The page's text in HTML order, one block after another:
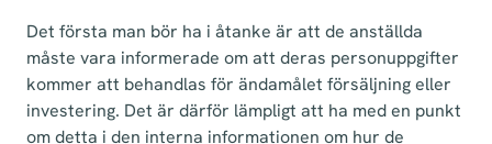
Det första man bör ha i åtanke är att de anställda
måste vara informerade om att deras personuppgifter
kommer att behandlas för ändamålet försäljning eller
investering. Det är därför lämpligt att ha med en punkt
om detta i den interna informationen om hur de